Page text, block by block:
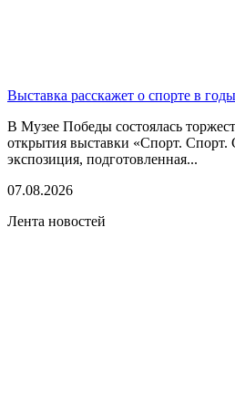
Выставка расскажет о спорте в
В Музее Победы состоялась
открытия выставки «Спорт. Спорт.
экспозиция, подготовленная...
07.08.2026
Лента новостей